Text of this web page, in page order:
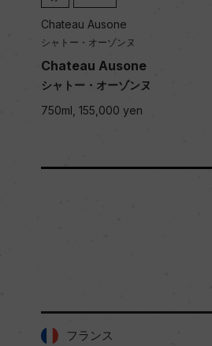
Chateau Ausone
シャトー・オーゾンヌ
Chateau Ausone
シャトー・オーゾンヌ
750ml, 155,000 yen
フランス